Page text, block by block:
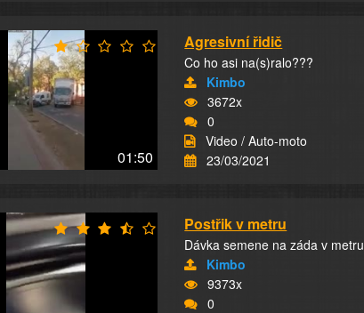
01:50
Agresivní řidič
Co ho asi na(s)ralo???
Kimbo
3672x
0
Video / Auto-moto
23/03/2021
Postřik v metru
Dávka semene na záda v metru
Kimbo
9373x
0